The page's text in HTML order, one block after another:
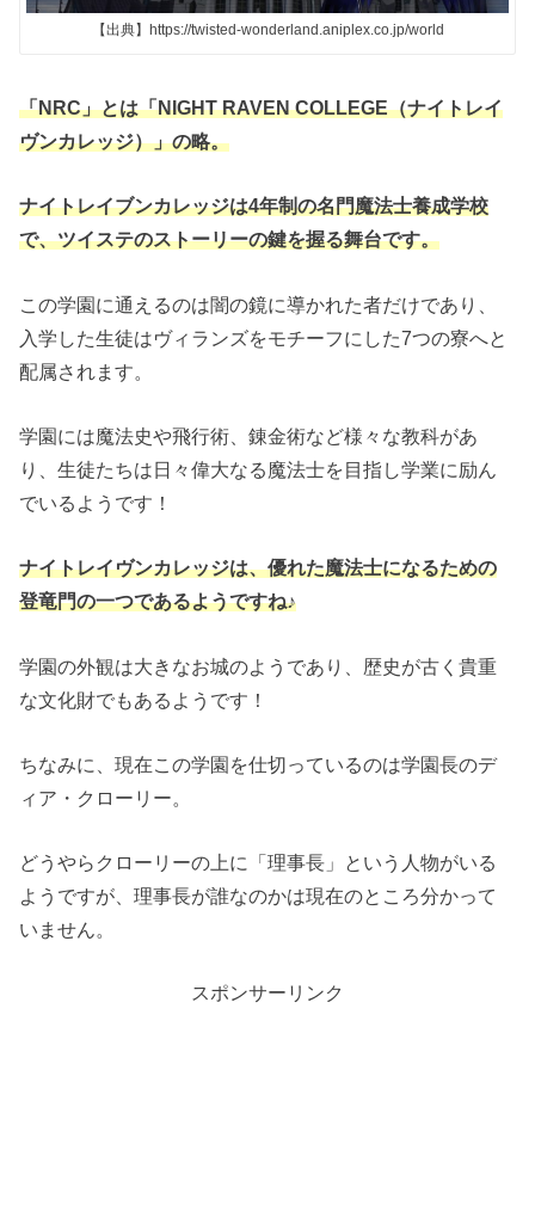
【出典】https://twisted-wonderland.aniplex.co.jp/world
「NRC」とは「NIGHT RAVEN COLLEGE（ナイトレイ
ヴンカレッジ）」の略。
ナイトレイブンカレッジは4年制の名門魔法士養成学校
で、ツイステのストーリーの鍵を握る舞台です。
この学園に通えるのは闇の鏡に導かれた者だけであり、
入学した生徒はヴィランズをモチーフにした7つの寮へと
配属されます。
学園には魔法史や飛行術、錬金術など様々な教科があ
り、生徒たちは日々偉大なる魔法士を目指し学業に励ん
でいるようです！
ナイトレイヴンカレッジは、優れた魔法士になるための
登竜門の一つであるようですね♪
学園の外観は大きなお城のようであり、歴史が古く貴重
な文化財でもあるようです！
ちなみに、現在この学園を仕切っているのは学園長のデ
ィア・クローリー。
どうやらクローリーの上に「理事長」という人物がいる
ようですが、理事長が誰なのかは現在のところ分かって
いません。
スポンサーリンク